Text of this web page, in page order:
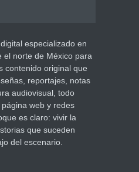
especializado en
el norte de México para
contenido original que
reportajes, notas
audiovisual, todo
web y redes
es claro: vivir la
que suceden
del escenario.